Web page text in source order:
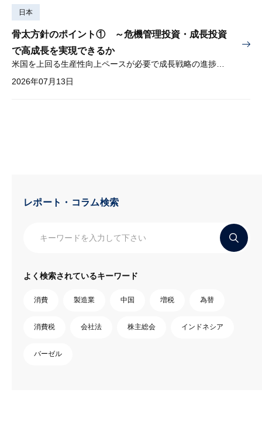
日本
骨太方針のポイント① ～危機管理投資・成長投資
で高成長を実現できるか
米国を上回る生産性向上ペースが必要で成長戦略の進捗管理も課題
2026年07月13日
レポート・コラム検索
よく検索されているキーワード
消費 製造業 中国 増税 為替
消費税 会社法 株主総会 インドネシア
バーゼル